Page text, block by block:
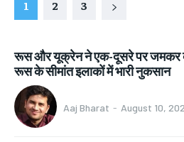
1 2 3
रूस और यूक्रेन ने एक-दूसरे पर जमकर
रूस के सीमांत इलाकों में भारी नुकसान
Aaj Bharat - August 10,